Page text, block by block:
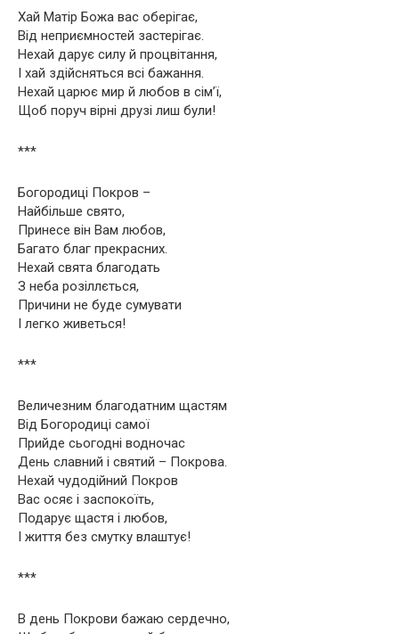
Хай Матір Божа вас оберігає,
Від неприємностей застерігає.
Нехай дарує силу й процвітання,
І хай здійсняться всі бажання.
Нехай царює мир й любов в сім’ї,
Щоб поруч вірні друзі лиш були!
***
Богородиці Покров –
Найбільше свято,
Принесе він Вам любов,
Багато благ прекрасних.
Нехай свята благодать
З неба розіллється,
Причини не буде сумувати
І легко живеться!
***
Величезним благодатним щастям
Від Богородиці самої
Прийде сьогодні водночас
День славний і святий – Покрова.
Нехай чудодійний Покров
Вас осяє і заспокоїть,
Подарує щастя і любов,
І життя без смутку влаштує!
***
В день Покрови бажаю сердечно,